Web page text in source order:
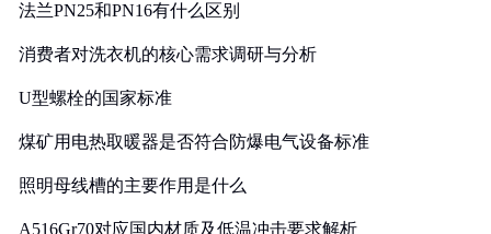
法兰PN25和PN16有什么区别
消费者对洗衣机的核心需求调研与分析
U型螺栓的国家标准
煤矿用电热取暖器是否符合防爆电气设备标准
照明母线槽的主要作用是什么
A516Gr70对应国内材质及低温冲击要求解析